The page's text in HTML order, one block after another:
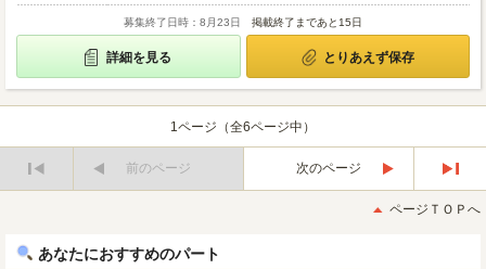
募集終了日時：8月23日 掲載終了まであと15日
詳細を見る とりあえず保存
1ページ（全6ページ中）
前のページ
次のページ
後
ページＴＯＰへ
あなたにおすすめのパート